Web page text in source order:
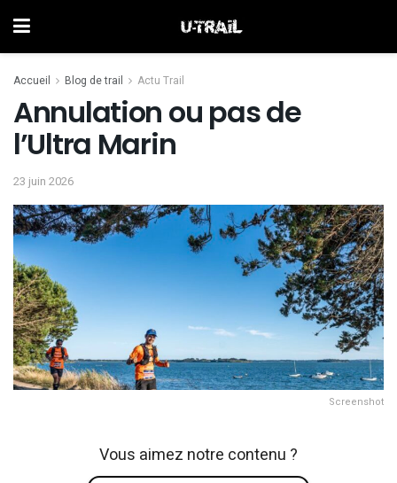
Accueil Blog de trail Actu Trail
Annulation ou pas de
l’Ultra Marin
23 juin 2026
Screenshot
Vous aimez notre contenu ?